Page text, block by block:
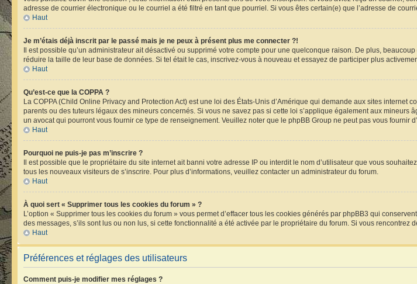
adresse de courrier électronique ou le courriel a été filtré en tant que pourriel. Si vous êtes certain(e) que l’adresse de
Haut
Je m’étais déjà inscrit par le passé mais je ne peux à présent plus me connecter ?!
Il est possible qu’un administrateur ait désactivé ou supprimé votre compte pour une quelconque raison. De plus,
réduire la taille de leur base de données. Si tel était le cas, inscrivez-vous à nouveau et essayez de participer plus
Haut
Qu’est-ce que la COPPA ?
La COPPA (Child Online Privacy and Protection Act) est une loi des États-Unis d’Amérique qui demande aux sites
parents ou des tuteurs légaux des mineurs concernés. Si vous ne savez pas si cette loi s’applique également aux
un avocat qui pourront vous fournir ce type de renseignement. Veuillez noter que le phpBB Group ne peut pas vous fournir
Haut
Pourquoi ne puis-je pas m’inscrire ?
Il est possible que le propriétaire du site internet ait banni votre adresse IP ou interdit le nom d’utilisateur que vous
tous les nouveaux visiteurs de s’inscrire. Pour plus d’informations, veuillez contacter un administrateur du forum.
Haut
À quoi sert « Supprimer tous les cookies du forum » ?
L’option « Supprimer tous les cookies du forum » vous permet d’effacer tous les cookies générés par phpBB3 qui
des messages, s’ils sont lus ou non lus, si cette fonctionnalité a été activée par le propriétaire du forum. Si vous
Haut
Préférences et réglages des utilisateurs
Comment puis-je modifier mes réglages ?